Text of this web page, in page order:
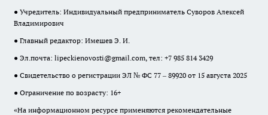
● Учредитель: Индивидуальный предприниматель Суворов Алексей
Владимирович
● Главный редактор: Имешев Э. И.
● Эл.почта: lipeckienovosti@gmail.com, тел: +7 985 814 3429
● Свидетельство о регистрации ЭЛ № ФС 77 – 89920 от 15 августа 2025
● Ограничение по возрасту: 16+
«На информационном ресурсе применяются рекомендательные